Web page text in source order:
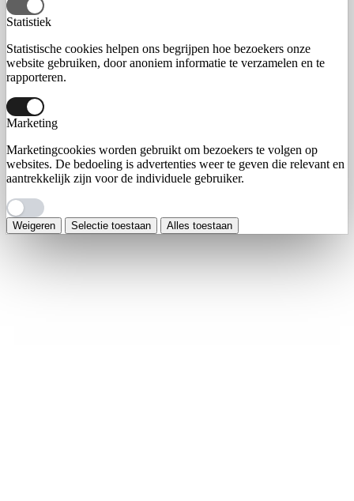
Statistiek
Statistische cookies helpen ons begrijpen hoe bezoekers onze
website gebruiken, door anoniem informatie te verzamelen en te
rapporteren.
Marketing
Marketingcookies worden gebruikt om bezoekers te volgen op
websites. De bedoeling is advertenties weer te geven die relevant en
aantrekkelijk zijn voor de individuele gebruiker.
Weigeren Selectie toestaan Alles toestaan